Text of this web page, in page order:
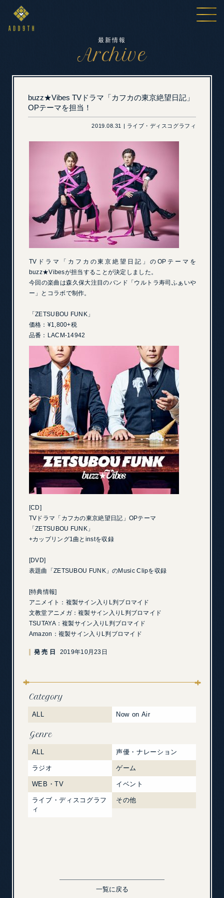
最新情報
Archive
buzz★Vibes TVドラマ「カフカの東京絶望日記」
OPテーマを担当！
2019.08.31 | ライブ・ディスコグラフィ
TVドラマ「カフカの東京絶望日記」のOPテーマを
buzz★Vibesが担当することが決定しました。
今回の楽曲は森久保大注目のバンド「ウルトラ寿司ふぁいや
ー」とコラボで制作。
「ZETSUBOU FUNK」
価格：¥1,800+税
品番：LACM-14942
[CD]
TVドラマ「カフカの東京絶望日記」OPテーマ
「ZETSUBOU FUNK」
+カップリング1曲とinstを収録
[DVD]
表題曲「ZETSUBOU FUNK」のMusic Clipを収録
[特典情報]
アニメイト：複製サイン入りL判ブロマイド
文教堂アニメガ：複製サイン入りL判ブロマイド
TSUTAYA：複製サイン入りL判ブロマイド
Amazon：複製サイン入りL判ブロマイド
発売日 2019年10月23日
Category
ALL Now on Air
Genre
ALL 声優・ナレーション
ラジオ ゲーム
WEB・TV イベント
ライブ・ディスコグラフ
ィ
その他
一覧に戻る